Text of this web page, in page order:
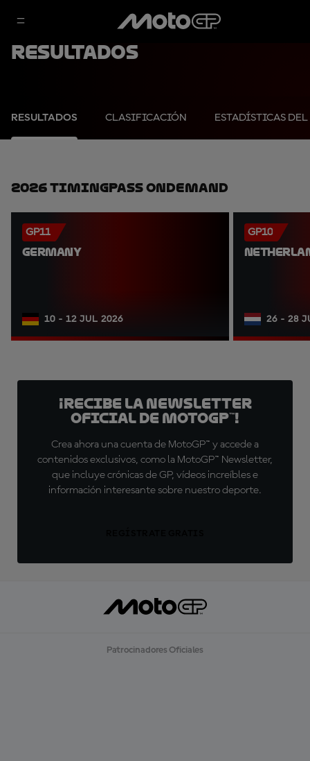
Resultados
RESULTADOS CLASIFICACIÓN ESTADÍSTICAS
2026 TimingPass OnDemand
GP11
GERMANY
10 - 12 JUL 2026
GP10
26 - 28
¡Recibe la Newsletter
oficial de MotoGP™!
Crea ahora una cuenta de MotoGP™ y accede a
contenidos exclusivos, como la MotoGP™ Newsletter,
que incluye crónicas de GP, vídeos increíbles e
información interesante sobre nuestro deporte.
Patrocinadores Oficiales